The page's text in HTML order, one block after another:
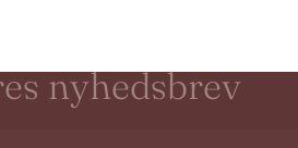
nyhedsbrev